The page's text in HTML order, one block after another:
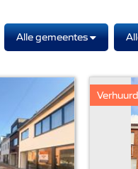
Alle gemeentes
Verhuurd